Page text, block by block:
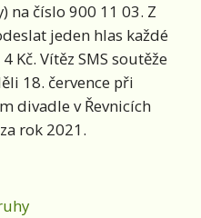
na číslo 900 11 03. Z
jeden hlas každé
Kč. Vítěz SMS soutěže
18. července při
divadle v Řevnicích
rok 2021.